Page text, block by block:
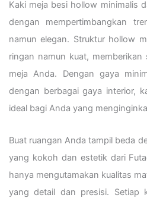
Kaki meja besi hollow minimalis
dengan mempertimbangkan
namun elegan. Struktur hollow
ringan namun kuat,
meja Anda. Dengan gaya
dengan berbagai gaya interior,
ideal bagi Anda yang
Buat ruangan Anda tampil beda
yang kokoh dan estetik dari
hanya mengutamakan kualitas
yang detail dan presisi. Setiap